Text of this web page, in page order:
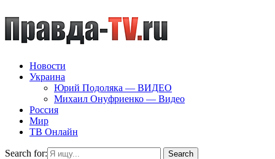
Новости
Украина
Юрий Подоляка — ВИДЕО
Михаил Онуфриенко — Видео
Россия
Мир
ТВ Онлайн
Search for:
Search